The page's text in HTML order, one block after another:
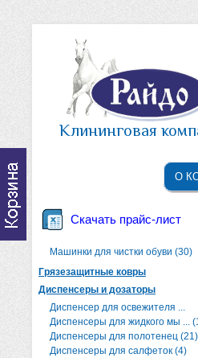
Клининговая
О
Скачать прайс-лист
Машинки для чистки обуви (30)
Грязезащитные ковры
Диспенсеры и дозаторы
Диспенсер для освежителя ...
Диспенсеры для жидкого мы ...
Диспенсеры для полотенец (21)
Диспенсеры для салфеток (4)